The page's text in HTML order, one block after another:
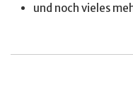
und noch vieles